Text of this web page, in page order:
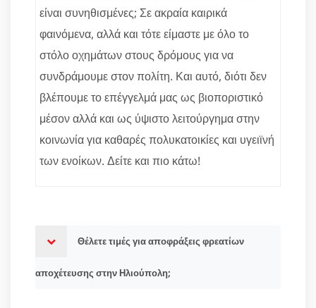
είναι συνηθισμένες; Σε ακραία καιρικά
φαινόμενα, αλλά και τότε είμαστε με όλο το
στόλο οχημάτων στους δρόμους για να
συνδράμουμε στον πολίτη. Και αυτό, διότι δεν
βλέπουμε το επέγγελμά μας ως βιοποριστικό
μέσον αλλά και ως ύψιστο λειτούργημα στην
κοινωνία για καθαρές πολυκατοικίες και υγειϊνή
των ενοίκων. Δείτε και πιο κάτω!
Θέλετε τιμές για αποφράξεις φρεατίων
αποχέτευσης στην Ηλιούπολη;